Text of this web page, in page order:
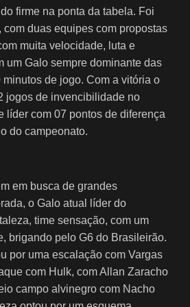
firme na ponta da tabela. Foi
duas equipes com propostas
muita velocidade, luta e
um Galo sempre dominante das
de jogo. Com a vitória o
jogos de invencibilidade no
líder com 07 pontos de diferença
do campeonato.
em busca de grandes
o Galo atual líder do
time sensação, com um
brigando pelo G6 do Brasileirão.
por uma escalação com Vargas
com Hulk, com Allan Zaracho
campo alvinegro com Nacho